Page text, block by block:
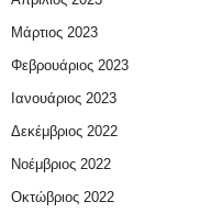
Μάρτιος 2023
Φεβρουάριος 2023
Ιανουάριος 2023
Δεκέμβριος 2022
Νοέμβριος 2022
Οκτώβριος 2022